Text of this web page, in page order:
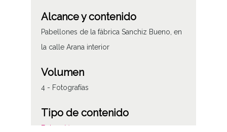
Alcance y contenido
Pabellones de la fábrica Sanchiz Bueno, en
la calle Arana interior
Volumen
4 - Fotografías
Tipo de contenido
Fotográfico